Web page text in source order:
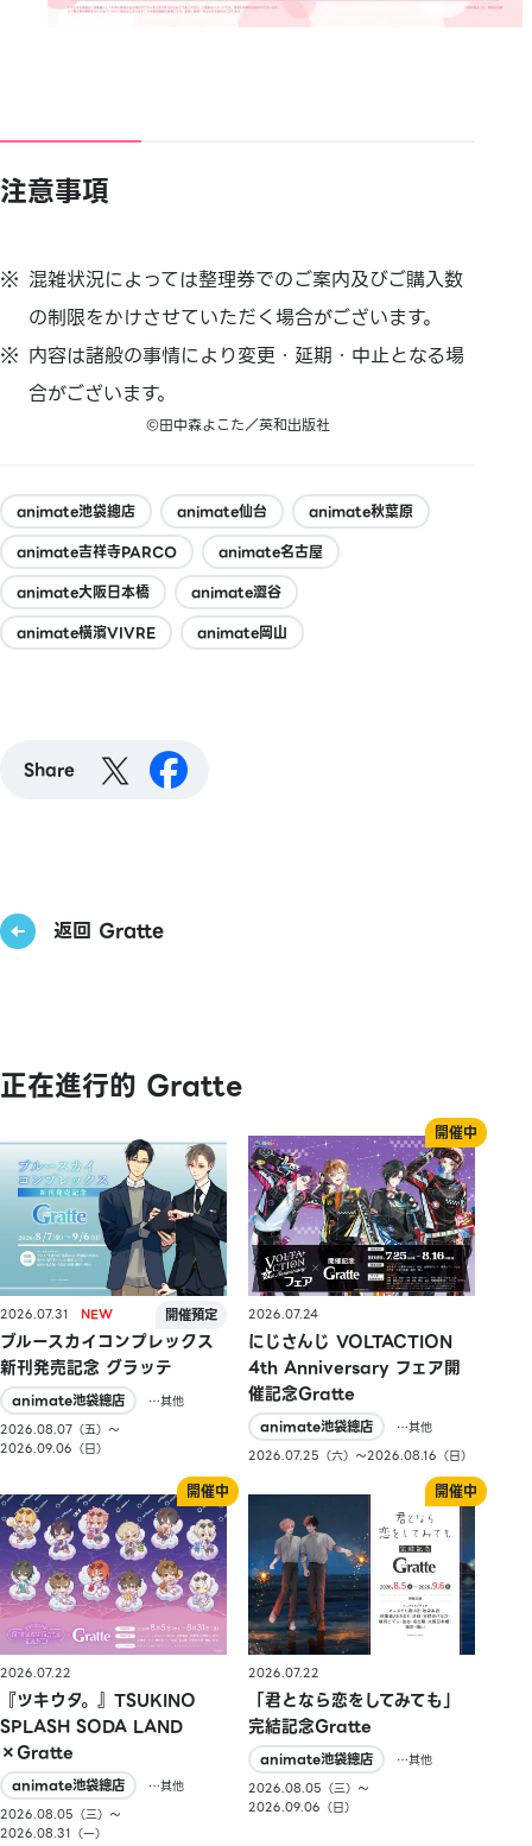
注意事項
混雑状況によっては整理券でのご案内及びご購入数
の制限をかけさせていただく場合がございます。
内容は諸般の事情により変更・延期・中止となる場
合がございます。
©田中森よこた／英和出版社
animate池袋總店 animate仙台
animate秋葉原
animate吉祥寺PARCO
animate名古屋
animate大阪日本橋
animate澀谷
animate橫濱VIVRE
animate岡山
Share
返回 Gratte
正在進行的 Gratte
2026.07.31
ブルースカイコンプレックス
新刊発売記念 グラッテ
animate池袋總店
…其他
2026.08.07（五）〜
2026.09.06（日）
2026.07.24
にじさんじ VOLTACTION
4th Anniversary フェア開
催記念Gratte
animate池袋總店
…其他
2026.07.25（六）〜2026.08.16（日）
2026.07.22
『ツキウタ。』TSUKINO
SPLASH SODA LAND
×Gratte
animate池袋總店
…其他
2026.08.05（三）〜
2026.08.31（一）
2026.07.22
「君となら恋をしてみても」
完結記念Gratte
animate池袋總店
…其他
2026.08.05（三）〜
2026.09.06（日）